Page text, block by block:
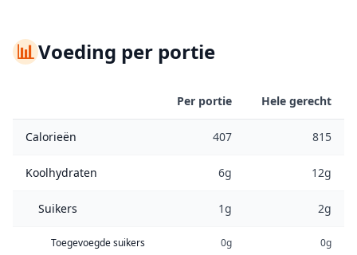
📊Voeding per portie
Per portie Hele gerecht
Calorieën 407 815
Koolhydraten 6g 12g
Suikers 1g 2g
Toegevoegde suikers 0g 0g